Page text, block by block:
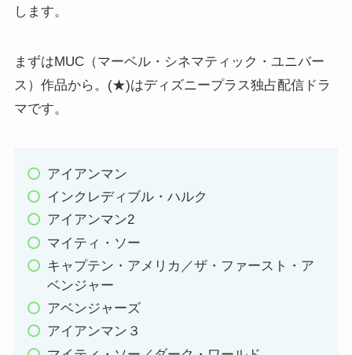
します。
まずはMUC（マーベル・シネマティック・ユニバー
ス）作品から。(★)はディズニープラス独占配信ドラ
マです。
アイアンマン
インクレディブル・ハルク
アイアンマン2
マイティ・ソー
キャプテン・アメリカ／ザ・ファースト・ア
ベンジャー
アベンジャーズ
アイアンマン３